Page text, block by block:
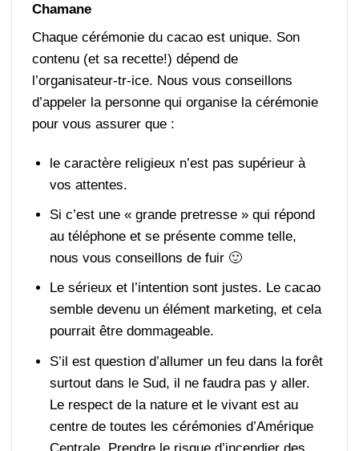
Chamane
Chaque cérémonie du cacao est unique. Son
contenu (et sa recette!) dépend de
l’organisateur-tr-ice. Nous vous conseillons
d’appeler la personne qui organise la cérémonie
pour vous assurer que :
le caractère religieux n’est pas supérieur à
vos attentes.
Si c’est une « grande pretresse » qui répond
au téléphone et se présente comme telle,
nous vous conseillons de fuir 🙂
Le sérieux et l’intention sont justes. Le cacao
semble devenu un élément marketing, et cela
pourrait être dommageable.
S’il est question d’allumer un feu dans la forêt
surtout dans le Sud, il ne faudra pas y aller.
Le respect de la nature et le vivant est au
centre de toutes les cérémonies d’Amérique
Centrale. Prendre le risque d’incendier des